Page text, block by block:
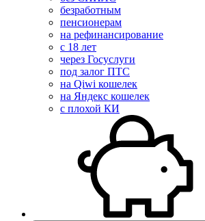
безработным
пенсионерам
на рефинансирование
с 18 лет
через Госуслуги
под залог ПТС
на Qiwi кошелек
на Яндекс кошелек
с плохой КИ